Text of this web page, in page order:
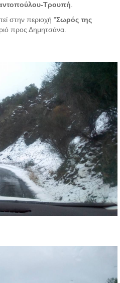
Τρουπή.
στην περιοχή "Σωρός της
προς Δημητσάνα.